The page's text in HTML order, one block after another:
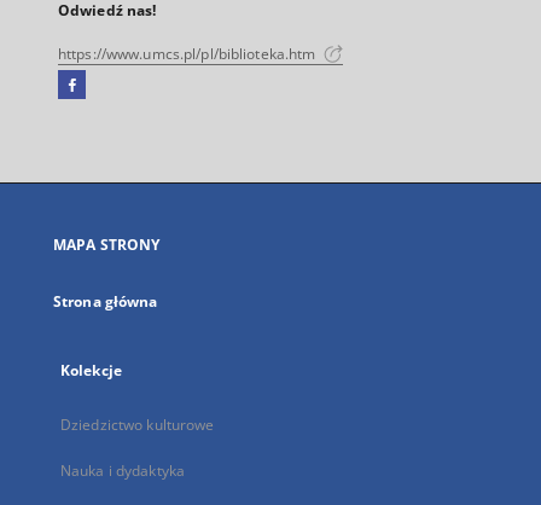
Odwiedź nas!
https://www.umcs.pl/pl/biblioteka.htm
Facebook
się
karcie
MAPA STRONY
Strona główna
Kolekcje
Dziedzictwo kulturowe
Nauka i dydaktyka